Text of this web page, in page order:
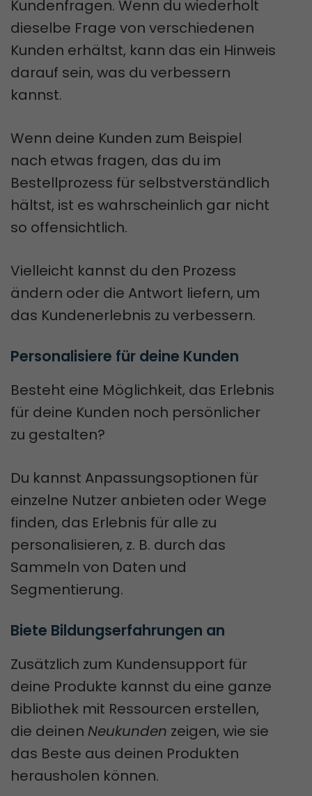
Kundenfragen. Wenn du wiederholt
dieselbe Frage von verschiedenen
Kunden erhältst, kann das ein Hinweis
darauf sein, was du verbessern
kannst.
Wenn deine Kunden zum Beispiel
nach etwas fragen, das du im
Bestellprozess für selbstverständlich
hältst, ist es wahrscheinlich gar nicht
so offensichtlich.
Vielleicht kannst du den Prozess
ändern oder die Antwort liefern, um
das Kundenerlebnis zu verbessern.
Personalisiere für deine Kunden
Besteht eine Möglichkeit, das Erlebnis
für deine Kunden noch persönlicher
zu gestalten?
Du kannst Anpassungsoptionen für
einzelne Nutzer anbieten oder Wege
finden, das Erlebnis für alle zu
personalisieren, z. B. durch das
Sammeln von Daten und
Segmentierung.
Biete Bildungserfahrungen an
Zusätzlich zum Kundensupport für
deine Produkte kannst du eine ganze
Bibliothek mit Ressourcen erstellen,
die deinen Neukunden zeigen, wie sie
das Beste aus deinen Produkten
herausholen können.